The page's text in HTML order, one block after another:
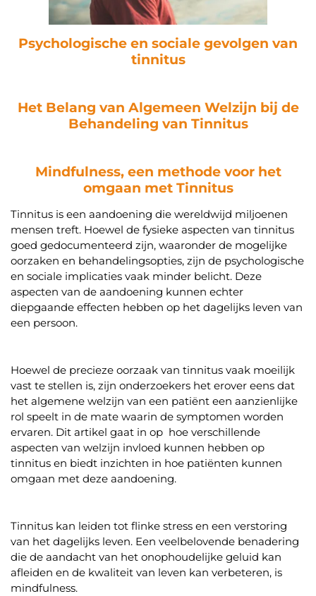
Psychologische en sociale gevolgen van
tinnitus
Het Belang van Algemeen Welzijn bij de
Behandeling van Tinnitus
Mindfulness, een methode voor het
omgaan met Tinnitus
Tinnitus is een aandoening die wereldwijd miljoenen
mensen treft. Hoewel de fysieke aspecten van tinnitus
goed gedocumenteerd zijn, waaronder de mogelijke
oorzaken en behandelingsopties, zijn de psychologische
en sociale implicaties vaak minder belicht. Deze
aspecten van de aandoening kunnen echter
diepgaande effecten hebben op het dagelijks leven van
een persoon.
Hoewel de precieze oorzaak van tinnitus vaak moeilijk
vast te stellen is, zijn onderzoekers het erover eens dat
het algemene welzijn van een patiënt een aanzienlijke
rol speelt in de mate waarin de symptomen worden
ervaren. Dit artikel gaat in op hoe verschillende
aspecten van welzijn invloed kunnen hebben op
tinnitus en biedt inzichten in hoe patiënten kunnen
omgaan met deze aandoening.
Tinnitus kan leiden tot flinke stress en een verstoring
van het dagelijks leven. Een veelbelovende benadering
die de aandacht van het onophoudelijke geluid kan
afleiden en de kwaliteit van leven kan verbeteren, is
mindfulness.